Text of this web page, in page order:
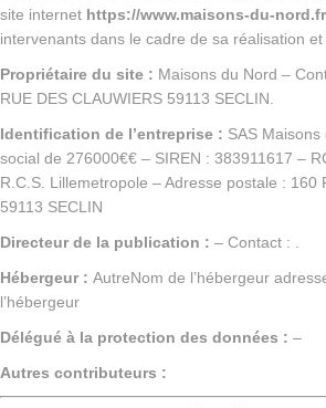
site internet https://www.maisons-du-
intervenants dans le cadre de sa réalisation
Propriétaire du site : Maisons du Nord –
RUE DES CLAUWIERS 59113 SECLIN
Identification de l’entreprise : SAS Maisons
social de 276000€€ – SIREN : 383911617 –
R.C.S. Lillemetropole – Adresse postale : 160
59113 SECLIN
Directeur de la publication : – Contact : .
Hébergeur : AutreNom de l’hébergeur
l’hébergeur
Délégué à la protection des données : –
Autres contributeurs :